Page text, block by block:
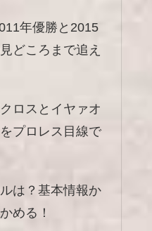
年優勝と2015
どころまで追え
ロスとイヤァオ
プロレス目線で
は？基本情報か
める！